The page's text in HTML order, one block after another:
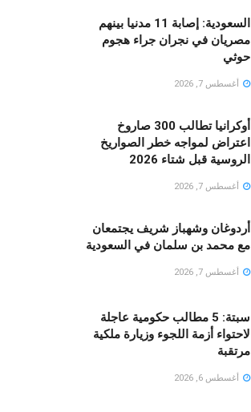
السعودية: إصابة 11 مدنيا بينهم
مصريان في نجران جراء هجوم
حوثي
أغسطس 7, 2026
أوكرانيا تطالب 300 صاروخ
اعتراض لمواجه خطر الصواريخ
الروسية قبل شتاء 2026
أغسطس 7, 2026
أردوغان وشهباز شريف يجتمعان
مع محمد بن سلمان في السعودية
أغسطس 7, 2026
سبتة: 5 مطالب حكومية عاجلة
لاحتواء أزمة اللجوء وزيارة ملكية
مرتقبة
أغسطس 6, 2026